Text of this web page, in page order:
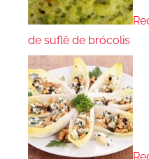
de suflê de brócolis